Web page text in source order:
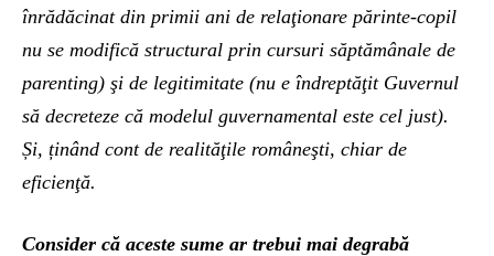
înrădăcinat din primii ani de relaţionare părinte-copil
nu se modifică structural prin cursuri săptămânale de
parenting) şi de legitimitate (nu e îndreptăţit Guvernul
să decreteze că modelul guvernamental este cel just).
Și, ținând cont de realităţile româneşti, chiar de
eficienţă.
Consider că aceste sume ar trebui mai degrabă